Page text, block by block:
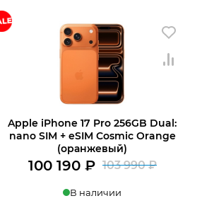
67
990 ₽.
990 ₽.
Купить в 1 клик В корзину
Apple iPhone 17 Pro 256GB Dual:
nano SIM + eSIM Cosmic Orange
(оранжевый)
103 990₽
100 190 ₽
В наличии